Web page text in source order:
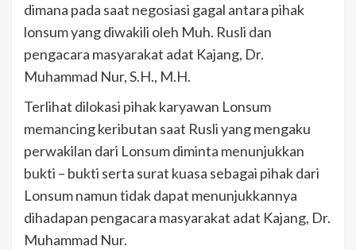
dimana pada saat negosiasi gagal antara pihak
lonsum yang diwakili oleh Muh. Rusli dan
pengacara masyarakat adat Kajang, Dr.
Muhammad Nur, S.H., M.H.
Terlihat dilokasi pihak karyawan Lonsum
memancing keributan saat Rusli yang mengaku
perwakilan dari Lonsum diminta menunjukkan
bukti – bukti serta surat kuasa sebagai pihak dari
Lonsum namun tidak dapat menunjukkannya
dihadapan pengacara masyarakat adat Kajang, Dr.
Muhammad Nur.